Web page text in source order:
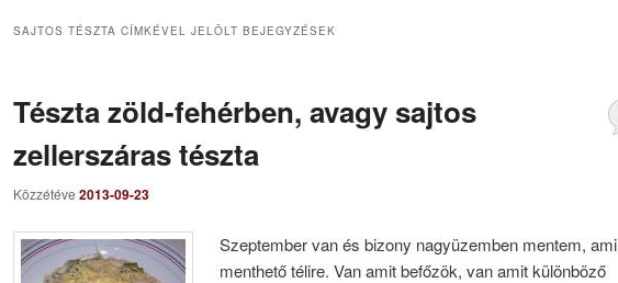
SAJTOS TÉSZTA CÍMKÉVEL JELÖLT BEJEGYZÉSEK
Tészta zöld-fehérben, avagy sajtos
zellerszáras tészta
Közzétéve 2013-09-23
Szeptember van és bizony nagyüzemben mentem, ami
menthető télire. Van amit befőzök, van amit különböző